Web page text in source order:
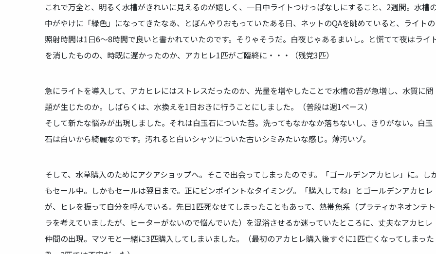
これで万全と、明るく水槽がきれいに見えるのが嬉しく、一日中ライトつけっぱなしにすること、2週間。水槽
中がやけに「緑色」になってきたなあ、とぼんやりおもっていたある日、ネットのQAを眺めていると、ライトの
照射時間は1日6〜8時間で良いと書かれていたのです。そりゃそうだ。白夜じゃあるまいし。と慌てて夜はライ
を消したものの、時既に遅かったのか、アカヒレ1匹がご臨終に・・・（残党3匹）
急にライトを導入して、アカヒレにはストレスだったのか、光量を増やしたことで水槽の苔が急増し、水質に問
題が生じたのか。しばらくは、水換えを1日おきに行うことにしました。（普段は週1ペース）
そして新たな悩みが出現しました。それは白玉石についた苔。洗ってもなかなか落ちないし、きりがない。白玉
石は白いから綺麗なのです。汚れると白いシャツについた古いシミみたいな感じ。薄汚いゾ。
そして、水草購入のためにアクアショップへ。そこで出会ってしまったのです。「ゴールデンアカヒレ」に。し
もセール中。しかもセールは翌日まで。正にピンポイントなタイミング。「購入してね」とゴールデンアカヒレ
が、ヒレを振って自分を呼んでいる。先日1匹死なせてしまったこともあって、熱帯魚系（プラティかネオンテト
ラを考えていましたが、ヒーターがないので悩んでいた）を混浴させるか迷っていたところに、丈夫なアカヒレ
仲間の出現。マツモと一緒に3匹購入してしまいました。（最初のアカヒレ購入後すぐに1匹亡くなってしまった